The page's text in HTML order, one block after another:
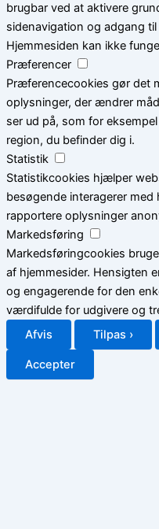
brugbar ved at aktivere
sidenavigation og adgang
Hjemmesiden kan ikke
Præferencer
Præferencecookies gør det
oplysninger, der ændrer
ser ud på, som for
region, du befinder dig i.
Statistik
Statistikcookies hjælper
besøgende interagerer
rapportere oplysninger
Markedsføring
Markedsføringcookies
af hjemmesider. Hensigten
og engagerende for den
værdifulde for udgivere og
Afvis
Tilpas ›
Accepter